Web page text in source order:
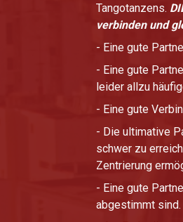
Tangotanzens.
verbinden und
- Eine gute
- Eine gute
leider allzu
- Eine gute
- Die ultimative
schwer zu
Zentrierung
- Eine gute
abgestimmt sind.